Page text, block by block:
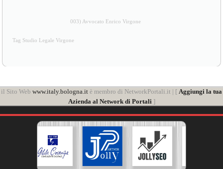
003) Avvocato Enrico Virgone
Tag Studio Legale Virgone
il Sito Web www.italy.bologna.it è membro di NetworkPortali.it | [ Aggiungi la tua
Azienda al Network di Portali ]